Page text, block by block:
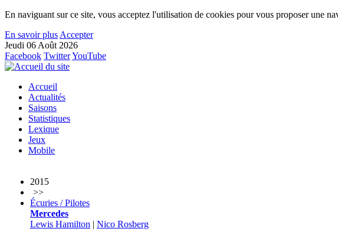
En naviguant sur ce site, vous acceptez l'utilisation de cookies pour vous proposer une
En savoir plus Accepter
Jeudi 06 Août 2026
Facebook TwitterYouTube
Accueil
Actualités
Saisons
Statistiques
Lexique
Jeux
Mobile
2015
>>
Écuries / Pilotes
Mercedes
Lewis Hamilton | Nico Rosberg